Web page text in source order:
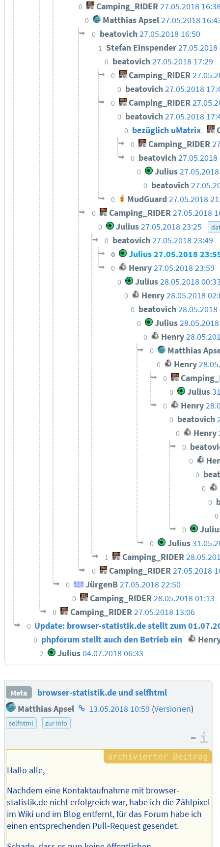
0 Camping_RIDER27.05.2018
0 Matthias Apsel27.05.2018
0 beatovich27.05.2018 16:50
1 Stefan Einspender27.05.2018
0 beatovich27.05.2018 17:29
0 Camping_RIDER
0 beatovich27.05.2018
0 Camping_RIDER
0 beatovich27.05.2018
0 bezüglich uMatrix
0 Camping_RIDER
0 beatovich27.05.2018
0 Julius
0 beatovich
0 MudGuard 27.05.2018
0 Camping_RIDER27.05.2018
0 Julius 27.05.2018 23:25
0 beatovich27.05.2018 23:49
0 Julius27.05.2018
0 Henry27.05.2018 23:59
0 Julius28.05.2018
0 Henry28.05.2018
0 beatovich28.05.2018
0 Julius
0 Henry
0 Matthias
0 Henry
0
0 Julius
0 Henry
0 beatovich
0 Henry
0
0
0
0
0
0
0
0 Julius
1 Camping_RIDER
0 Camping_RIDER27.05.2018
0 JürgenB27.05.2018 22:50
0 Camping_RIDER28.05.2018 01:13
0 Camping_RIDER27.05.2018 13:06
0 Update: browser-statistik.de stellt zum
0 phpforum stellt auch den Betrieb ein
2 Julius04.07.2018 06:33
Meta
browser-statistik.de und selfhtml
Matthias Apsel Homepage
13.05.2018 10:59 (Versionen)
selfhtml zur info
–
Hallo alle,
Nachdem eine Kontaktaufnahme mit browser-
statistik.de nicht erfolgreich war, habe ich die Zählpixel
im Wiki und im Blog entfernt, für das Forum habe ich
einen entsprechenden Pull-Request gesendet.